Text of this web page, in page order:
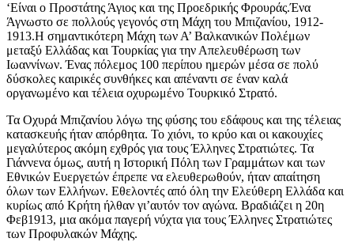
‘Είναι ο Προστάτης Άγιος και της Προεδρικής Φρουράς.Ένα
Άγνωστο σε πολλούς γεγονός στη Μάχη του Μπιζανίου, 1912-
1913.Η σημαντικότερη Μάχη των Α’ Βαλκανικών Πολέμων
μεταξύ Ελλάδας και Τουρκίας για την Απελευθέρωση των
Ιωαννίνων. Ένας πόλεμος 100 περίπου ημερών μέσα σε πολύ
δύσκολες καιρικές συνθήκες και απέναντι σε έναν καλά
οργανωμένο και τέλεια οχυρωμένο Τουρκικό Στρατό.
Τα Οχυρά Μπιζανίου λόγω της φύσης του εδάφους και της τέλειας
κατασκευής ήταν απόρθητα. Το χιόνι, το κρύο και οι κακουχίες
μεγαλύτερος ακόμη εχθρός για τους Έλληνες Στρατιώτες. Τα
Γιάννενα όμως, αυτή η Ιστορική Πόλη των Γραμμάτων και των
Εθνικών Ευεργετών έπρεπε να ελευθερωθούν, ήταν απαίτηση
όλων των Ελλήνων. Εθελοντές από όλη την Ελεύθερη Ελλάδα και
κυρίως από Κρήτη ήλθαν γι’αυτόν τον αγώνα. Βραδιάζει η 20η
Φεβ1913, μια ακόμα παγερή νύχτα για τους Έλληνες Στρατιώτες
των Προφυλακών Μάχης.